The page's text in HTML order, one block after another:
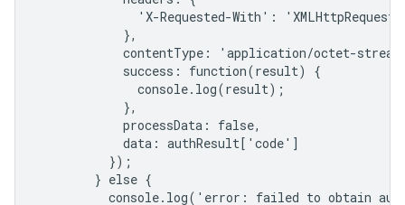
              'X-Requested-With': 'XMLHttpRequest'
            },
contentType: 'application/octet-
            success: function(result) {
              console.log(result);
            },
            processData: false,
            data: authResult['code']
          });
        } else {
console.log('error: failed to obtain